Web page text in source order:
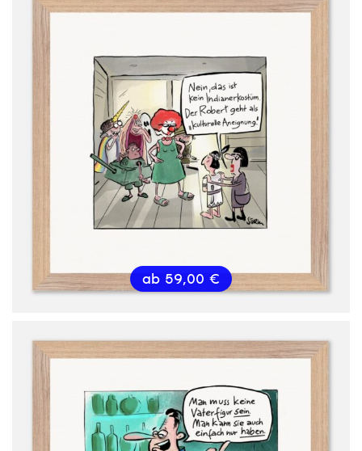
ab 59,00 €